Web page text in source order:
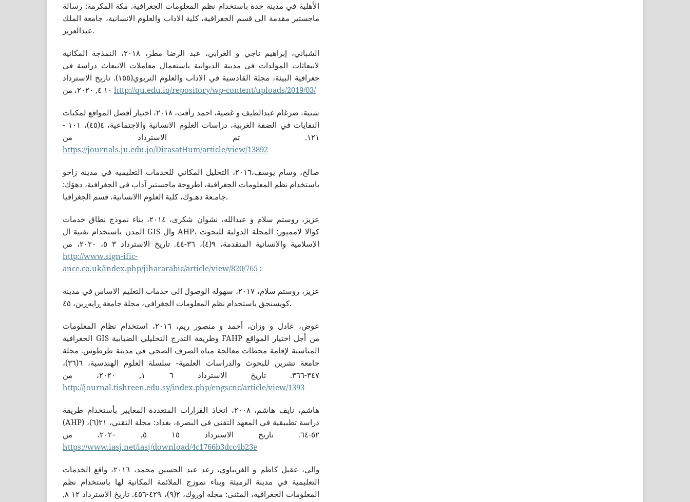
الأهلية في مدينة جدة باستخدام نظم المعلومات الجغرافية. مكة المكرمة: رسالة
ماجستير مقدمة الى قسم الجغرافية، كلية الاداب والعلوم الانسانية، جامعة الملك
عبدالعزيز.
الشباني، إبراهيم ناجي و الغرابي، عبد الرضا مطر، ٢٠١٨، النمذجة المكانية
لانبعاثات المولدات في مدينة الديوانية باستعمال معاملات الانبعاث دراسة في
جغرافية البيئة، مجلة القادسية في الاداب والعلوم التربوي(١٥٥). تاريخ الاسترداد
http://qu.edu.iq/repository/wp-content/uploads/2019/03/
شتية، ضرغام عبدالطيف و غضية، احمد رأفت، ٢٠١٨، اختيار أفضل المواقع لمكبات
النفايات في الضفة الغربية، دراسات العلوم الانسانية والاجتماعية، ٤(٤٥)، ١٠١ -
١٢١. تم الاسترداد من
https://journals.ju.edu.jo/DirasatHum/article/view/13892
صالح، وسام يوسف،٢٠١٦، التحليل المكاني للخدمات التعليمية في مدينة زاخو
باستخدام نظم المعلومات الجغرافية، اطروحة ماجستير آداب في الجغرافية، دهۆك:
جامـعة دهـوك، كلية العلوم االانسانية، قسم الجغرافيا.
عزيز، روستم سلام و عبدالله، نشوان شكرى، ٢٠١٤، بناء نموذج نطاق خدمات
المدن باستخدام تقنية ال GIS وال AHP، كوالا لاممپور: المجلة الدولية للبحوث
الإسلامية والانسانية المتقدمة، ٩(٤)، ٣٦-٤٤. تاريخ الاسترداد ٣ ٥، ٢٠٢٠، من
http://www.sign-ific-
ance.co.uk/index.php/jihararabic/article/view/820/765 :
عزيز، روستم سلام، ٢٠١٧، سهولة الوصول الى خدمات التعليم الاساس في مدينة
كويسنجق باستخدام نظم المعلومات الجغرافي، مجلة جامعة ڕاپەڕين، ٤٥.
عوض، عادل و وزان، أحمد و منصور ريم، ٢٠١٦، استخدام نظام المعلومات
الجغرافية GIS وطريقة التدرج التحليلي الضبابية FAHP من أجل اختيار المواقع
المناسبة لإقامة محطات معالجة مياه الصرف الصحي في مدينة طرطوس. مجلة
جامعة تشرين للبحوث والدراسات العلمية- سلسلة العلوم الهندسية، ٦(٣٦)،
٣٤٧-٣٦٦. تاريخ الاسترداد ٦ ١, ٢٠٢٠، من
http://journal.tishreen.edu.sy/index.php/engscnc/article/view/1393
هاشم، نايف هاشم، ٢٠٠٨، اتخاذ القرارات المتعددة المعايير بأستخدام طريقة
(AHP) دراسة تطبيقية في المعهد التقني في البصرة، بغداد: مجلة التقني، ٢١(٦)،
٥٢-٦٤. تاريخ الاسترداد ١٥ ٥, ٢٠٢٠، من
https://www.iasj.net/iasj/download/4c1766b3dcc4b23e
والي، عقيل كاظم و الغريباوي، رعد عبد الحسين محمد، ٢٠١٦، واقع الخدمات
التعليمية في مدينة الرميثة وبناء نموزج الملائمة المكانية لها باستخدام نظم
المعلومات الجغرافية، المثنى: مجلة اوروك، ٢(٩)، ٤٢٩-٤٥٦. تاريخ الاسترداد ١٢ ٨,